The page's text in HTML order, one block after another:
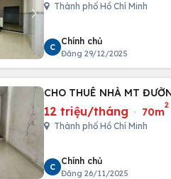
Thành phố Hồ Chí Minh
C
Chính chủ
Đăng 29/12/2025
CHO THUÊ NHÀ MT
12 triệu/tháng · 70m
2
Thành phố Hồ Chí Minh
C
Chính chủ
Đăng 26/11/2025